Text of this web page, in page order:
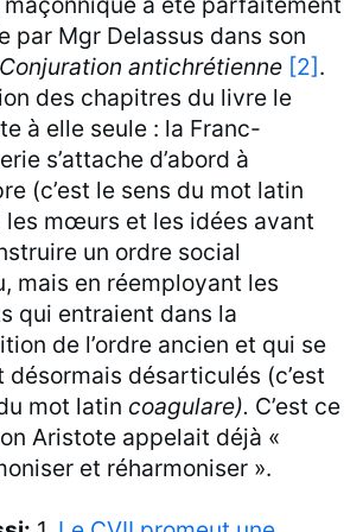
par Mgr Delassus dans son
antichrétienne [2].
des chapitres du livre le
à elle seule : la Franc-
s’attache d’abord à
(c’est le sens du mot latin
les mœurs et les idées avant
un ordre social
mais en réemployant les
qui entraient dans la
de l’ordre ancien et qui se
désormais désarticulés (c’est
mot latin coagulare). C’est ce
Aristote appelait déjà «
et réharmoniser ».